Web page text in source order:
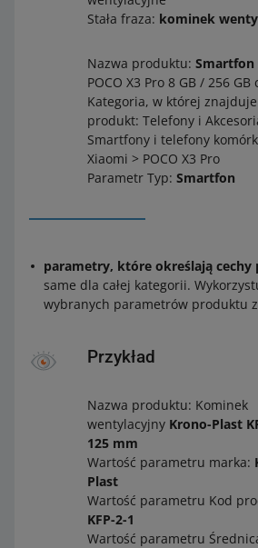
Stała fraza: kominek
Nazwa produktu: Smartfon
POCO X3 Pro 8 GB / 256 GB
Kategoria, w której
produkt: Telefony i
Smartfony i telefony
Xiaomi > POCO X3 Pro
Parametr Typ: Smartfon
parametry, które określają cechy
same dla całej kategorii.
wybranych parametrów produktu
Przykład
Nazwa produktu: Kominek
wentylacyjny Krono-Plast
125 mm
Wartość parametru marka:
Plast
Wartość parametru Kod
KFP-2-1
Wartość parametru